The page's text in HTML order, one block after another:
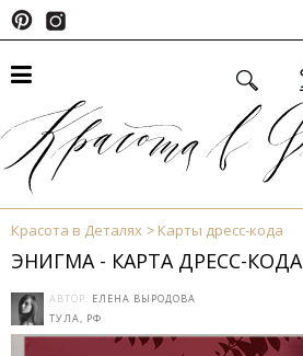
Красота в Деталях Карты дресс-кода
ЭНИГМА - КАРТА ДРЕСС-КОДА
АВТОР: ЕЛЕНА ВЫРОДОВА
ТУЛА, РФ